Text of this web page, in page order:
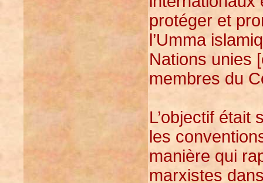
protéger et
l’Umma
Nations unies
membres du
L’objectif était
les
manière qui
marxistes